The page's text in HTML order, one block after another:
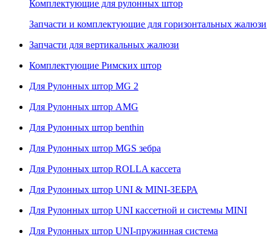
Комплектующие для рулонных штор
Запчасти и комплектующие для горизонтальных жалюзи
Запчасти для вертикальных жалюзи
Комплектующие Римских штор
Для Рулонных штор MG 2
Для Рулонных штор AMG
Для Рулонных штор benthin
Для Рулонных штор MGS зебра
Для Рулонных штор ROLLA кассета
Для Рулонных штор UNI & MINI-ЗЕБРА
Для Рулонных штор UNI кассетной и системы MINI
Для Рулонных штор UNI-пружинная система